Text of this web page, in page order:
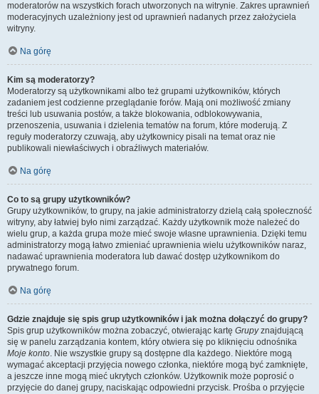
moderatorów na wszystkich forach utworzonych na witrynie. Zakres uprawnień
moderacyjnych uzależniony jest od uprawnień nadanych przez założyciela
witryny.
Na górę
Kim są moderatorzy?
Moderatorzy są użytkownikami albo też grupami użytkowników, których
zadaniem jest codzienne przeglądanie forów. Mają oni możliwość zmiany
treści lub usuwania postów, a także blokowania, odblokowywania,
przenoszenia, usuwania i dzielenia tematów na forum, które moderują. Z
reguły moderatorzy czuwają, aby użytkownicy pisali na temat oraz nie
publikowali niewłaściwych i obraźliwych materiałów.
Na górę
Co to są grupy użytkowników?
Grupy użytkowników, to grupy, na jakie administratorzy dzielą całą społeczność
witryny, aby łatwiej było nimi zarządzać. Każdy użytkownik może należeć do
wielu grup, a każda grupa może mieć swoje własne uprawnienia. Dzięki temu
administratorzy mogą łatwo zmieniać uprawnienia wielu użytkowników naraz,
nadawać uprawnienia moderatora lub dawać dostęp użytkownikom do
prywatnego forum.
Na górę
Gdzie znajduje się spis grup użytkowników i jak można dołączyć do grupy?
Spis grup użytkowników można zobaczyć, otwierając kartę Grupyznajdującą
się w panelu zarządzania kontem, który otwiera się po kliknięciu odnośnika
Moje konto. Nie wszystkie grupy są dostępne dla każdego. Niektóre mogą
wymagać akceptacji przyjęcia nowego członka, niektóre mogą być zamknięte,
a jeszcze inne mogą mieć ukrytych członków. Użytkownik może poprosić o
przyjęcie do danej grupy, naciskając odpowiedni przycisk. Prośba o przyjęcie